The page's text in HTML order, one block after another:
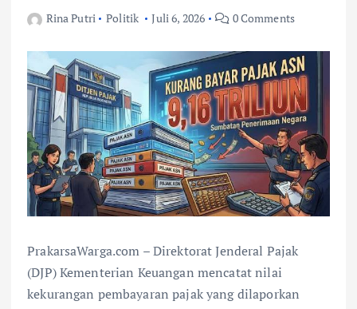
Rina Putri Politik Juli 6, 2026 0 Comments
PrakarsaWarga.com – Direktorat Jenderal Pajak
(DJP) Kementerian Keuangan mencatat nilai
kekurangan pembayaran pajak yang dilaporkan